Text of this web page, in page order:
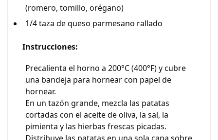
(romero, tomillo, orégano)
1/4 taza de queso parmesano rallado
Instrucciones:
Precalienta el horno a 200°C (400°F) y cubre
una bandeja para hornear con papel de
hornear.
En un tazón grande, mezcla las patatas
cortadas con el aceite de oliva, la sal, la
pimienta y las hierbas frescas picadas.